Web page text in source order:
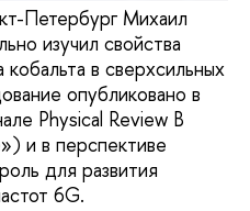
Петербург Михаил
изучил свойства
в сверхсильных
опубликовано в
Physical Review B
и в перспективе
для развития
6G.